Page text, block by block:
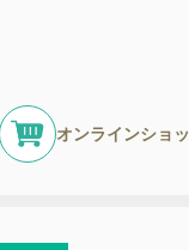
オンラインショ